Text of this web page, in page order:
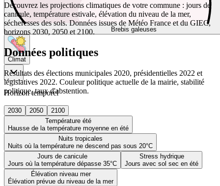
Brebis galeuses
Climat
Horizon temporel
2030 2050
2100
Température été
Hausse de la température moyenne en été
Nuits tropicales
Nuits où la température ne descend pas sous 20°C
Jours de canicule
Jours où la température dépasse 35°C
Stress hydrique
Jours avec sol sec en été
Élévation niveau mer
Élévation prévue du niveau de la mer
Découvrez les projections climatiques de votre commune : jours de
canicule, température estivale, élévation du niveau de la mer,
sécheresses des sols. Données issues de Météo France et du GIEC,
horizons 2030, 2050 et 2100.
Données politiques
Résultats des élections municipales 2020, présidentielles 2022 et
législatives 2022. Couleur politique actuelle de la mairie, stabilité
politique, taux d'abstention.